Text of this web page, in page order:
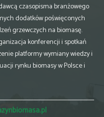
czasopisma branżowego
dodatków poświęconych
grzewczych na biomasę.
konferencji i spotkań
platformy wymiany wiedzy i
rynku biomasy w Polsce i